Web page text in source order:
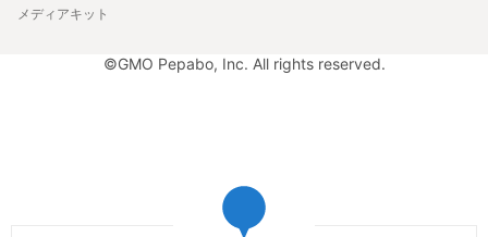
メディアキット
©GMO Pepabo, Inc. All rights reserved.